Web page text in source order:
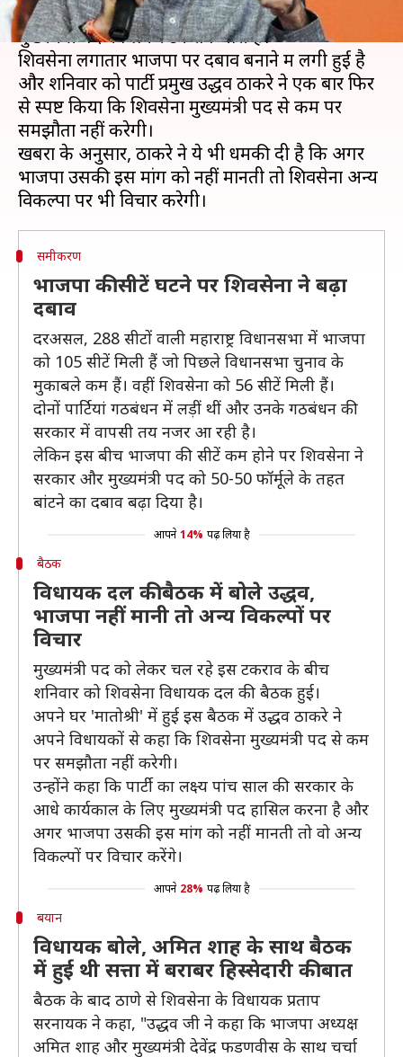
महाराष्ट्र में भारतीय जनता पार्टी और शिवसेना के बीच
मुख्यमंत्री पद को लेकर टकराव जारी है।
शिवसेना लगातार भाजपा पर दबाव बनाने में लगी हुई है
और शनिवार को पार्टी प्रमुख उद्धव ठाकरे ने एक बार फिर
से स्पष्ट किया कि शिवसेना मुख्यमंत्री पद से कम पर
समझौता नहीं करेगी।
खबरों के अनुसार, ठाकरे ने ये भी धमकी दी है कि अगर
भाजपा उसकी इस मांग को नहीं मानती तो शिवसेना अन्य
समीकरण
भाजपा की सीटें घटने पर शिवसेना ने बढ़ा
दबाव
दरअसल, 288 सीटों वाली महाराष्ट्र विधानसभा में भाजपा
को 105 सीटें मिली हैं जो पिछले विधानसभा चुनाव के
मुकाबले कम हैं। वहीं शिवसेना को 56 सीटें मिली हैं।
दोनों पार्टियां गठबंधन में लड़ीं थीं और उनके गठबंधन की
सरकार में वापसी तय नजर आ रही है।
लेकिन इस बीच भाजपा की सीटें कम होने पर शिवसेना ने
सरकार और मुख्यमंत्री पद को 50-50 फॉर्मूले के तहत
बांटने का दबाव बढ़ा दिया है।
आपने 14% पढ़ लिया है
बैठक
विधायक दल की बैठक में बोले उद्धव,
भाजपा नहीं मानी तो अन्य विकल्पों पर
विचार
मुख्यमंत्री पद को लेकर चल रहे इस टकराव के बीच
शनिवार को शिवसेना विधायक दल की बैठक हुई।
अपने घर 'मातोश्री' में हुई इस बैठक में उद्धव ठाकरे ने
अपने विधायकों से कहा कि शिवसेना मुख्यमंत्री पद से कम
पर समझौता नहीं करेगी।
उन्होंने कहा कि पार्टी का लक्ष्य पांच साल की सरकार के
आधे कार्यकाल के लिए मुख्यमंत्री पद हासिल करना है और
अगर भाजपा उसकी इस मांग को नहीं मानती तो वो अन्य
विकल्पों पर विचार करेंगे।
आपने 28% पढ़ लिया है
बयान
विधायक बोले, अमित शाह के साथ बैठक
में हुई थी सत्ता में बराबर हिस्सेदारी की बात
बैठक के बाद ठाणे से शिवसेना के विधायक प्रताप
सरनायक ने कहा, "उद्धव जी ने कहा कि भाजपा अध्यक्ष
अमित शाह और मुख्यमंत्री देवेंद्र फडणवीस के साथ चर्चा